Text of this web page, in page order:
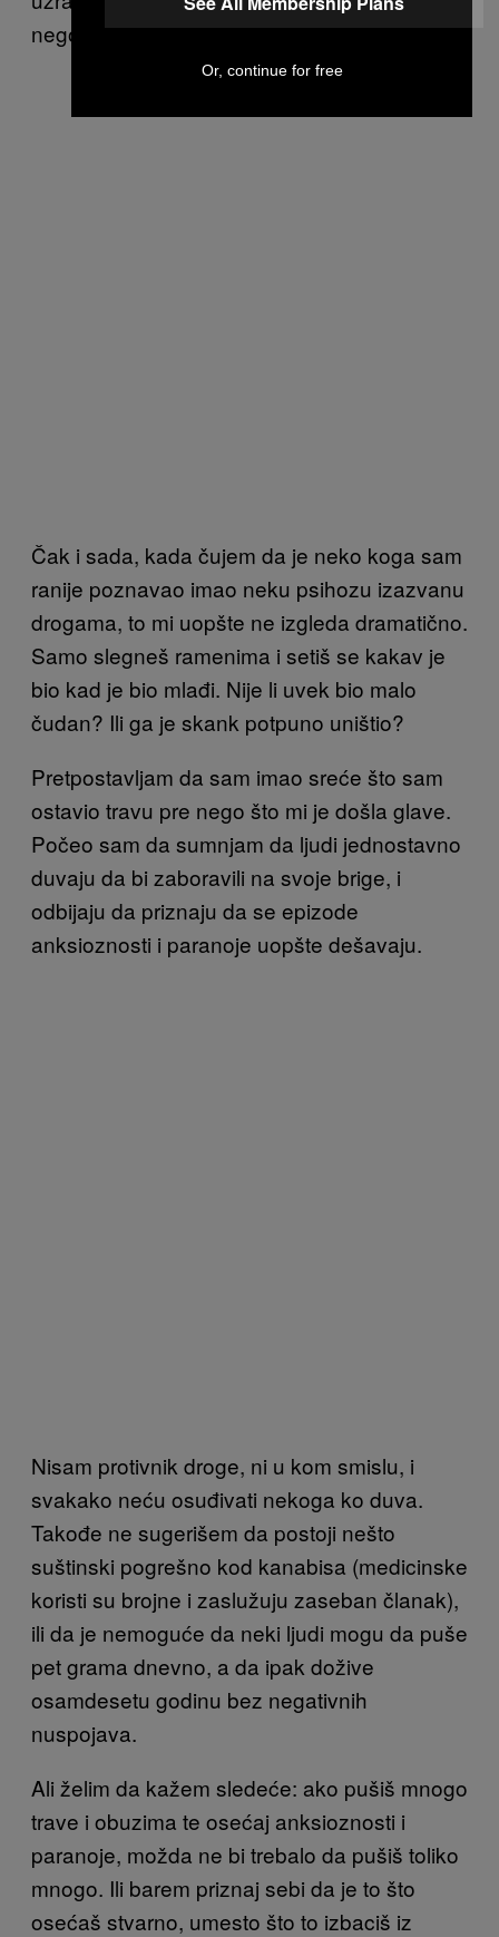
nego biti mentalno zdrav?
Čak i sada, kada čujem da je neko koga sam
ranije poznavao imao neku psihozu izazvanu
drogama, to mi uopšte ne izgleda dramatično.
Samo slegneš ramenima i setiš se kakav je
bio kad je bio mlađi. Nije li uvek bio malo
čudan? Ili ga je skank potpuno uništio?
Pretpostavljam da sam imao sreće što sam
ostavio travu pre nego što mi je došla glave.
Počeo sam da sumnjam da ljudi jednostavno
duvaju da bi zaboravili na svoje brige, i
odbijaju da priznaju da se epizode
anksioznosti i paranoje uopšte dešavaju.
Nisam protivnik droge, ni u kom smislu, i
svakako neću osuđivati nekoga ko duva.
Takođe ne sugerišem da postoji nešto
suštinski pogrešno kod kanabisa (medicinske
koristi su brojne i zaslužuju zaseban članak),
ili da je nemoguće da neki ljudi mogu da puše
pet grama dnevno, a da ipak dožive
osamdesetu godinu bez negativnih
nuspojava.
Ali želim da kažem sledeće: ako pušiš mnogo
trave i obuzima te osećaj anksioznosti i
paranoje, možda ne bi trebalo da pušiš toliko
mnogo. Ili barem priznaj sebi da je to što
osećaš stvarno, umesto što to izbaciš iz
Or, continue for free